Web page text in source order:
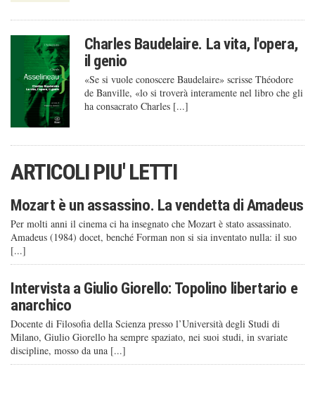
Charles Baudelaire. La vita, l'opera,
il genio
«Se si vuole conoscere Baudelaire» scrisse Théodore
de Banville, «lo si troverà interamente nel libro che gli
ha consacrato Charles [...]
ARTICOLI PIU' LETTI
Mozart è un assassino. La vendetta di Amadeus
Per molti anni il cinema ci ha insegnato che Mozart è stato assassinato.
Amadeus (1984) docet, benché Forman non si sia inventato nulla: il suo
[...]
Intervista a Giulio Giorello: Topolino libertario e
anarchico
Docente di Filosofia della Scienza presso l’Università degli Studi di
Milano, Giulio Giorello ha sempre spaziato, nei suoi studi, in svariate
discipline, mosso da una [...]